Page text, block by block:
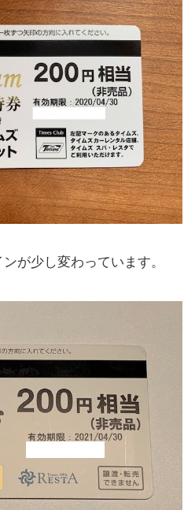
が少し変わっています。